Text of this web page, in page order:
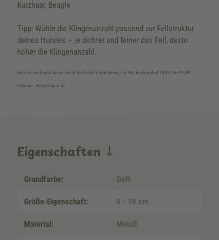
Kurzhaar, Beagle
Tipp: Wähle die Klingenanzahl passend zur Fellstruktur
deines Hundes – je dichter und feiner das Fell, desto
höher die Klingenanzahl.
Herstellerinformationen: Erich Hartkopf GmbH &amp; Co. KG, Bäckershöf 13-15, DE-42699
Solingen, info@ehaso.de
Eigenschaften
Grundfarbe: Gelb
Größe-Eigenschaft: 0 - 10 cm
Material: Metall